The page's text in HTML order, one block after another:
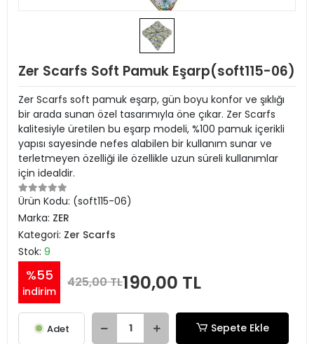
Zer Scarfs Soft Pamuk Eşarp(soft115-06)
Zer Scarfs soft pamuk eşarp, gün boyu konfor ve şıklığı
bir arada sunan özel tasarımıyla öne çıkar. Zer Scarfs
kalitesiyle üretilen bu eşarp modeli, %100 pamuk içerikli
yapısı sayesinde nefes alabilen bir kullanım sunar ve
terletmeyen özelliği ile özellikle uzun süreli kullanımlar
için idealdir.
Ürün Kodu: (soft115-06)
Marka: ZER
Kategori: Zer Scarfs
Stok: 9
%55
indirim
425,00 TL190,00 TL
Adet Sepete Ekle